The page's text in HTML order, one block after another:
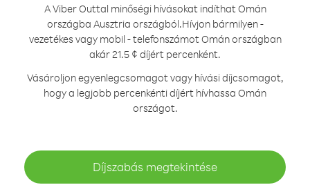
A Viber Outtal minőségi hívásokat indíthat Omán
országba Ausztria országból.Hívjon bármilyen -
vezetékes vagy mobil - telefonszámot Omán országban
akár 21.5 ¢ díjért percenként.
Vásároljon egyenlegcsomagot vagy hívási díjcsomagot,
hogy a legjobb percenkénti díjért hívhassa Omán
országot.
Díjszabás megtekintése